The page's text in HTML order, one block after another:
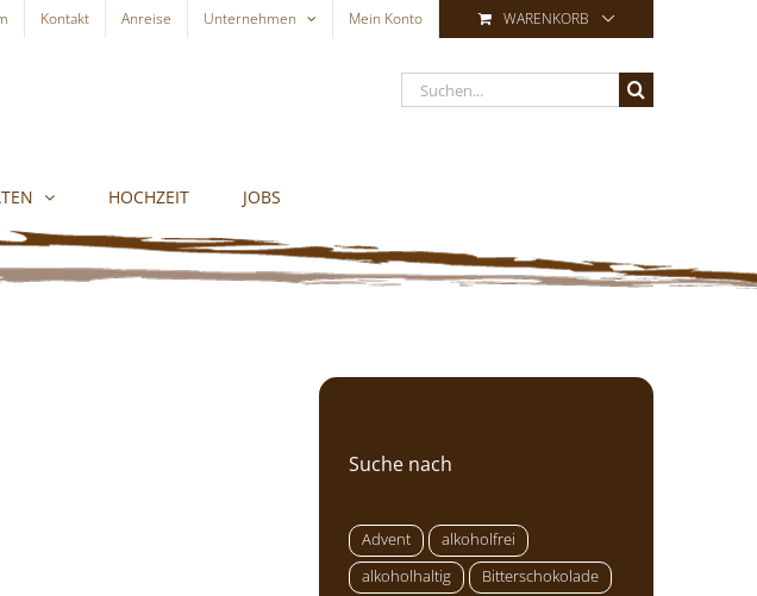
Kontakt Anreise Unternehmen Mein Konto WARENKORB
Suche
nach:
HOCHZEIT JOBS
Suche nach
Advent
alkoholfrei
alkoholhaltig
Bitterschokolade